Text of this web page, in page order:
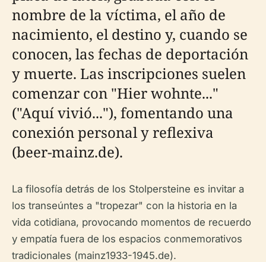
nombre de la víctima, el año de
nacimiento, el destino y, cuando se
conocen, las fechas de deportación
y muerte. Las inscripciones suelen
comenzar con "Hier wohnte..."
("Aquí vivió..."), fomentando una
conexión personal y reflexiva
(beer-mainz.de).
La filosofía detrás de los Stolpersteine es invitar a
los transeúntes a "tropezar" con la historia en la
vida cotidiana, provocando momentos de recuerdo
y empatía fuera de los espacios conmemorativos
tradicionales (mainz1933-1945.de).